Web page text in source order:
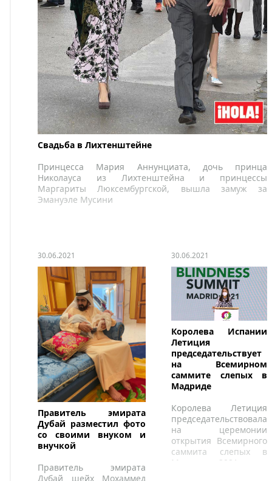
Свадьба в Лихтенштейне
Принцесса Мария Аннунциата, дочь принца
Николауса из Лихтенштейна и принцессы
Маргариты Люксембургской, вышла замуж за
Эмануэле Мусини
30.06.2021
Правитель эмирата
Дубай разместил фото
со своими внуком и
внучкой
Правитель эмирата
Дубай шейх Мохаммед
30.06.2021
Королева Испании
Летиция
председательствует
на Всемирном
саммите слепых в
Мадриде
Королева Летиция
председательствовала
на церемонии
открытия Всемирного
саммита слепых в
Мадриде 2021 года,